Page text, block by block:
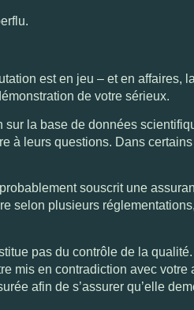
est en jeu – et en affaires,
de votre sérieux.
la base de données
à leurs questions. Dans certains
souscrit une
selon plusieurs réglementations,
pas du contrôle de la
mis en contradiction avec votre
afin de s’assurer qu’elle